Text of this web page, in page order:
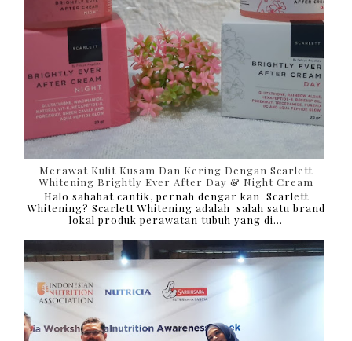
Merawat Kulit Kusam Dan Kering Dengan Scarlett
Whitening Brightly Ever After Day & Night Cream
Halo sahabat cantik, pernah dengar kan Scarlett
Whitening? Scarlett Whitening adalah salah satu brand
lokal produk perawatan tubuh yang di...